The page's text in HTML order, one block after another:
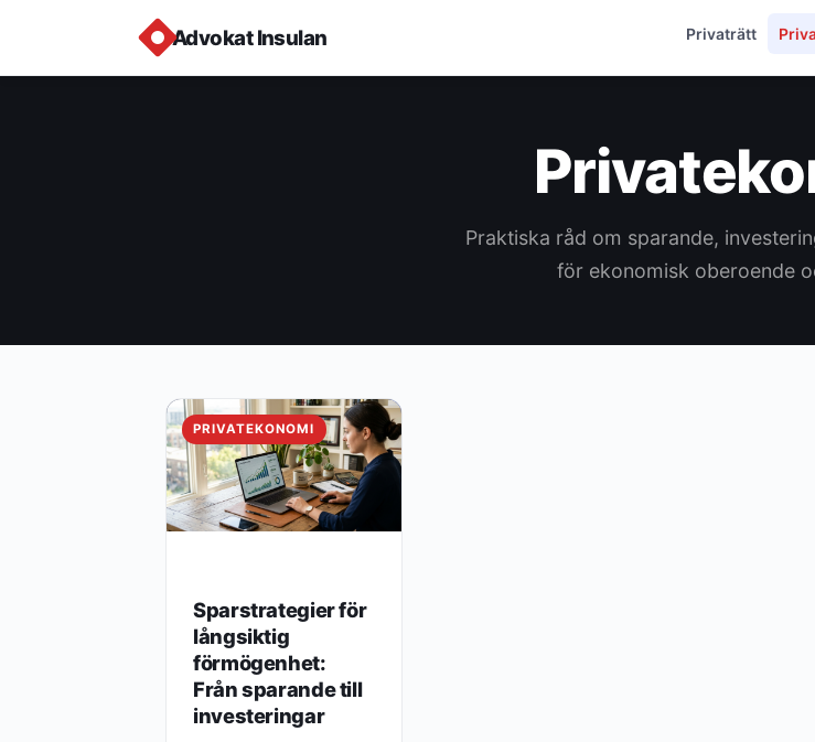
Advokat Insulan Privaträtt
Praktiska råd om sparande,
för ekonomisk oberoende
PRIVATEKONOMI
Sparstrategier för
långsiktig
förmögenhet:
Från sparande till
investeringar